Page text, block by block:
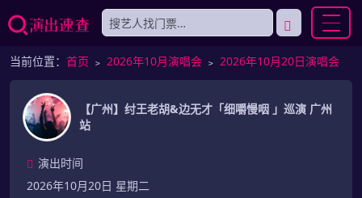
当前位置： 首页 ﹥ 2026年10月演唱会 ﹥ 2026年10月20日演唱会
【广州】纣王老胡&边无才「细嚼慢咽 」巡演 广州
站
演出时间
2026年10月20日 星期二